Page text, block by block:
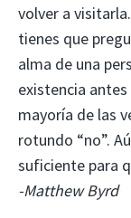
volver a
tienes que
alma de una
existencia
mayoría de las
rotundo “no”.
suficiente para
-Matthew Byrd